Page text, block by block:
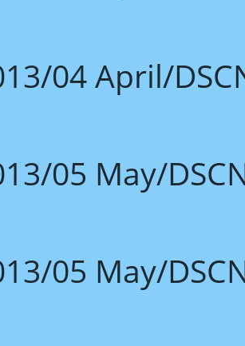
04 April/
05 May/
05 May/